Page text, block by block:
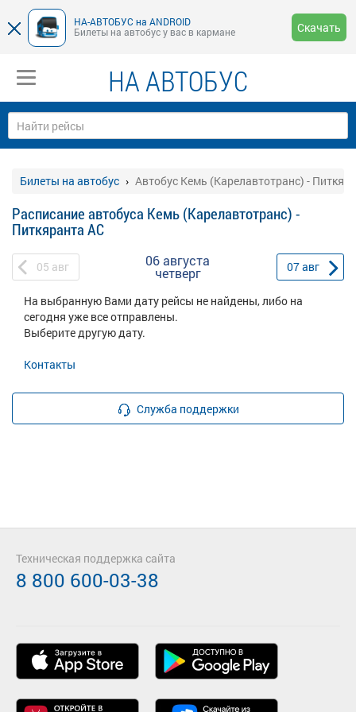
НА-АВТОБУС на ANDROID
Билеты на автобус у вас в кармане
Скачать
НА АВТОБУС
Билеты на автобус Автобус Кемь (Карелавтотранс) -
Расписание автобуса Кемь (Карелавтотранс) -
Питкяранта АС
05 авг 06 августа
четверг 07авг
На выбранную Вами дату рейсы не найдены, либо на
сегодня уже все отправлены.
Выберите другую дату.
Контакты
Служба поддержки
Техническая поддержка сайта
8 800 600-03-38